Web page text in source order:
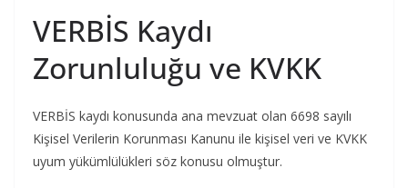
VERBİS Kaydı
Zorunluluğu ve KVKK
VERBİS kaydı konusunda ana mevzuat olan 6698 sayılı
Kişisel Verilerin Korunması Kanunu ile kişisel veri ve KVKK
uyum yükümlülükleri söz konusu olmuştur.